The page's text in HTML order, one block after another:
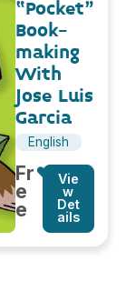
“Pocket”
Book-
making
With
Jose Luis
Garcia
English
Fr
e
e
Vie
w
Det
ails